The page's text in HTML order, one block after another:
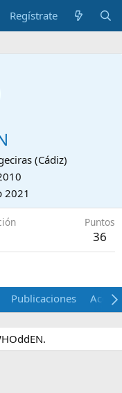
Regístrate
(Cádiz)
2021
Puntos
36
Publicaciones Acerca